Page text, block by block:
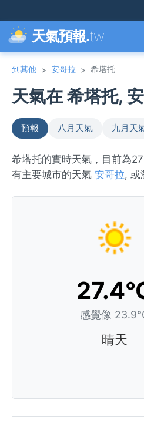
天氣預報.tw
到其他 > 安哥拉 > 希塔托
天氣在 希塔托,
預報 八月天氣 九月天
希塔托的實時天氣，目前為
有主要城市的天氣 安哥拉, 或
感覺像
晴天